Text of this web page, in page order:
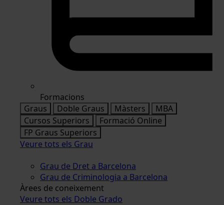
Formacions
Graus
Doble Graus Màsters
MBA
Cursos Superiors
Formació Online
FP Graus Superiors
Veure tots els Grau
Grau de Dret a Barcelona
Grau de Criminologia a Barcelona
Àrees de coneixement
Veure tots els Doble Grado